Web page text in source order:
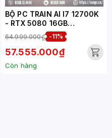
BỘ PC TRAIN AI I7 12700K
- RTX 5080 16GB
(XUEPC068-TA)
64.999.000₫ -11%
57.555.000₫
Còn hàng